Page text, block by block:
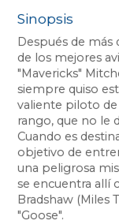
Sinopsis
Después de
de los mejores
"Mavericks"
siempre quiso
valiente piloto de
rango, que no le
Cuando es
objetivo de
una peligrosa
se encuentra allí
Bradshaw (Miles
"Goose".